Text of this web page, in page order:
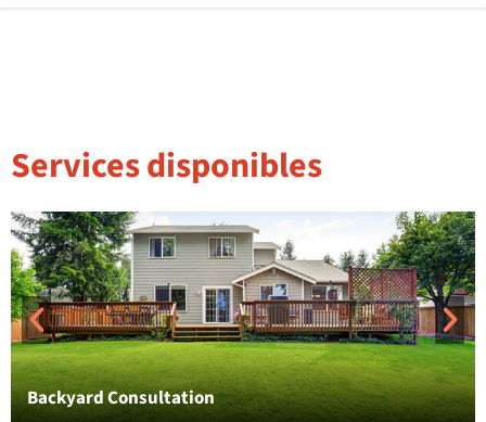
Services disponibles
Backyard Consultation